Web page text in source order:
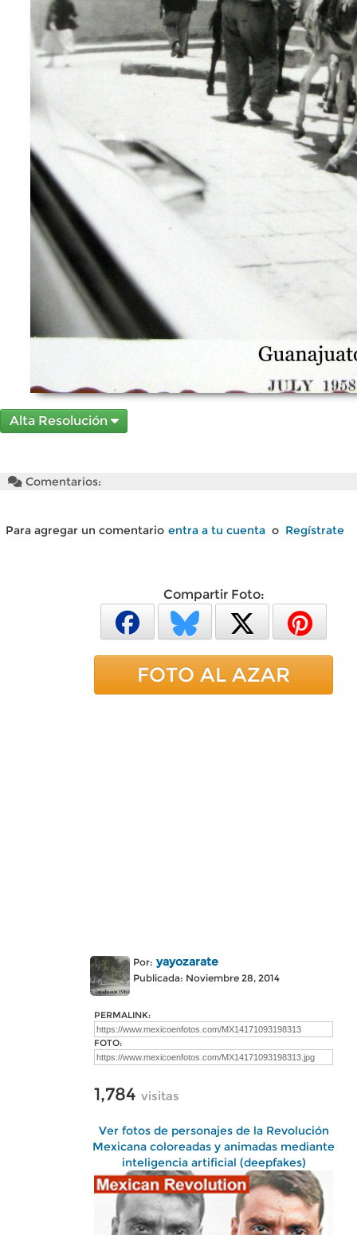
Alta Resolución
Comentarios:
Para agregar un comentario entra a tu cuenta o Regístrate
Compartir Foto:
FOTO AL AZAR
Por: yayozarate
Publicada: Noviembre 28, 2014
PERMALINK:
FOTO:
1,784 visitas
Ver fotos de personajes de la Revolución
Mexicana coloreadas y animadas mediante
inteligencia artificial (deepfakes)